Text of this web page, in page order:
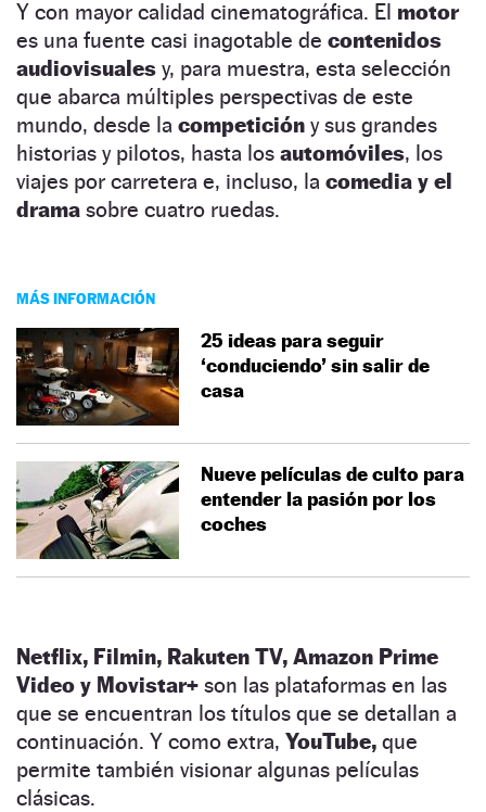
Y con mayor calidad cinematográfica. El motor
es una fuente casi inagotable de contenidos
audiovisuales y, para muestra, esta selección
que abarca múltiples perspectivas de este
mundo, desde la competición y sus grandes
historias y pilotos, hasta los automóviles, los
viajes por carretera e, incluso, la comedia y el
drama sobre cuatro ruedas.
MÁS INFORMACIÓN
25 ideas para seguir
‘conduciendo’ sin salir de
casa
Nueve películas de culto para
entender la pasión por los
coches
Netflix, Filmin, Rakuten TV, Amazon Prime
Video y Movistar+ son las plataformas en las
que se encuentran los títulos que se detallan a
continuación. Y como extra, YouTube, que
permite también visionar algunas películas
clásicas.